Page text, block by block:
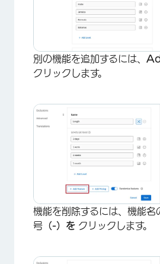
別の機能を追加するには、
クリックします。
機能を削除するには、機能名
号 （-）を クリックします。